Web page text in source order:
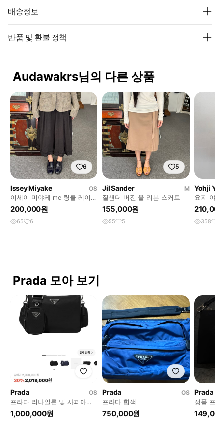
배송정보
반품 및 환불 정책
Audawakrs님의 다른 상품
6
Issey Miyake
OS
이세이 미야케 me 링클 레이스
스커트
200,000원
65 6
5
Jil Sander
M
질샌더 버진 울 리본 스커트
155,000원
55 5
Yohji
요지 야
레더
358
Prada 모아 보기
Prada
OS
프라다 리나일론 및 사피아노
레더 크로스백
1,000,000원
Prada
OS
프라다 힙색
750,000원
Prada
정품 프
노 클러